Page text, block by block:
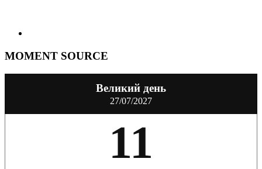
MOMENT SOURCE
Великий день
27/07/2027
11